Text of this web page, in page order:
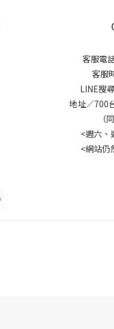
客服電
客服
LINE搜
地址／700
（
<週六、
<網站仍